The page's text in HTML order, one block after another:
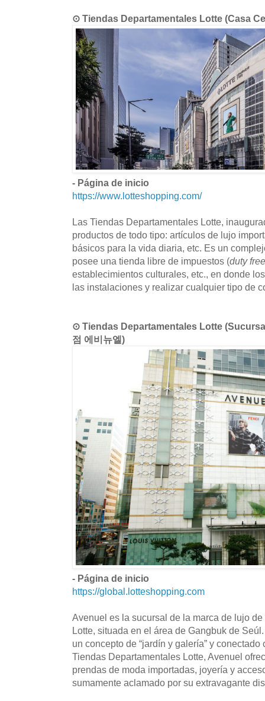
⊙ Tiendas Departamentales Lotte (Casa
- Página de inicio
https://www.lotteshopping.com/
Las Tiendas Departamentales Lotte,
productos de todo tipo: artículos de lujo
básicos para la vida diaria, etc. Es un
posee una tienda libre de impuestos (duty free
establecimientos culturales, etc., en donde
las instalaciones y realizar cualquier tipo de
⊙ Tiendas Departamentales Lotte
점 에비뉴엘)
- Página de inicio
https://global.lotteshopping.com
Avenuel es la sucursal de la marca de lujo
Lotte, situada en el área de Gangbuk de
un concepto de “jardín y galería” y
Tiendas Departamentales Lotte, Avenuel
prendas de moda importadas, joyería y
sumamente aclamado por su extravagante